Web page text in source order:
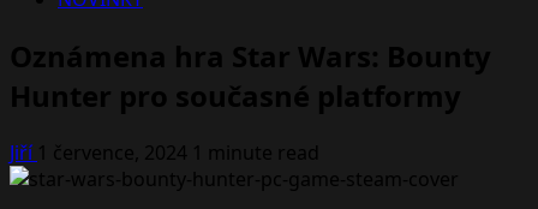
Oznámena hra Star Wars: Bounty
Hunter pro současné platformy
Jiří 1 července, 2024 1 minute read